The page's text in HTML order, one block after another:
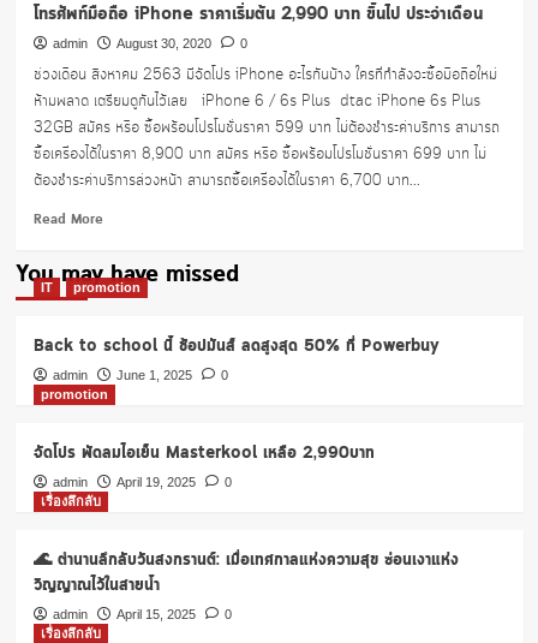
โทรศัพท์มือถือ iPhone ราคาเริ่มต้น 2,990 บาท ขึ้นไป ประจำเดือน
admin August 30, 2020 0
ช่วงเดือน สิงหาคม 2563 มีจัดโปร iPhone อะไรกันบ้าง ใครที่กำลังจะซื้อมือถือใหม่
ห้ามพลาด เตรียมดูกันไว้เลย iPhone 6 / 6s Plus dtac iPhone 6s Plus
32GB สมัคร หรือ ซื้อพร้อมโปรโมชั่นราคา 599 บาท ไม่ต้องชำระค่าบริการ สามารถ
ซื้อเครื่องได้ในราคา 8,900 บาท สมัคร หรือ ซื้อพร้อมโปรโมชั่นราคา 699 บาท ไม่
ต้องชำระค่าบริการล่วงหน้า สามารถซื้อเครื่องได้ในราคา 6,700 บาท...
Read MoreRead
about
โทรศัพท์
iPhone
ราคา
เริ่ม
2,990
ขึ้น
ไป
เดือน
You may have missed
IT promotion
Back to school นี้ ช้อปมันส์ ลดสูงสุด 50% ที่ Powerbuy
admin June 1, 2025
0
promotion
จัดโปร พัดลมไอเย็น Masterkool เหลือ 2,990บาท
admin April 19, 2025
0
เรื่องลึกลับ
🌊 ตำนานลึกลับวันสงกรานต์: เมื่อเทศกาลแห่งความสุข ซ่อนเงาแห่ง
วิญญาณไว้ในสายน้ำ
admin April 15, 2025
0
เรื่องลึกลับ